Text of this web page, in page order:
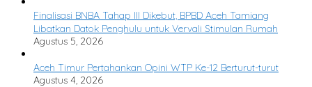
Finalisasi BNBA Tahap III Dikebut, BPBD Aceh Tamiang
Libatkan Datok Penghulu untuk Vervali Stimulan Rumah
Agustus 5, 2026
Aceh Timur Pertahankan Opini WTP Ke-12 Berturut-turut
Agustus 4, 2026